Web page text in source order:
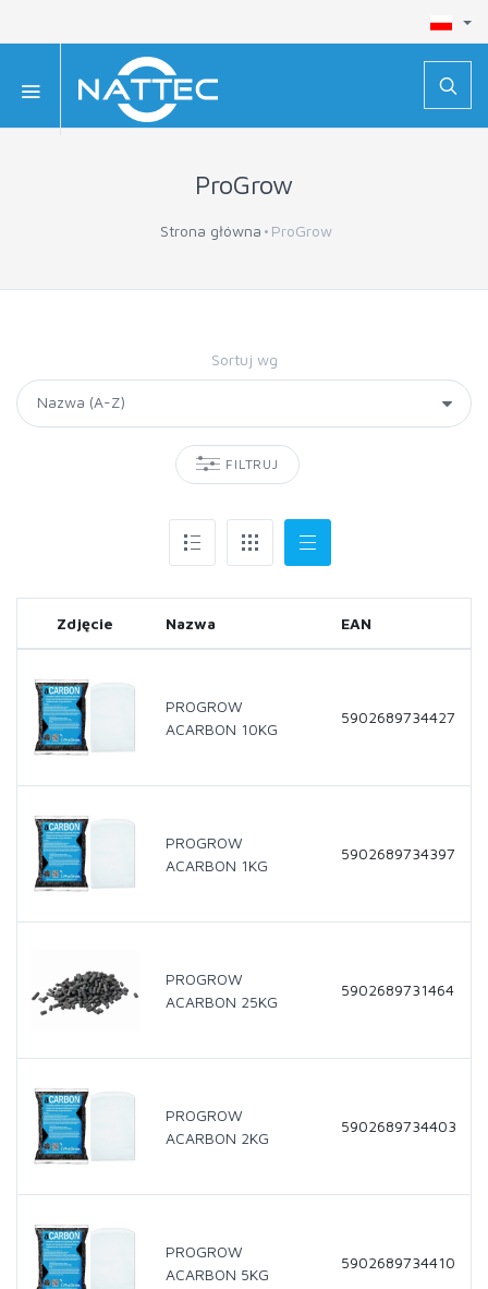
ProGrow
Strona główna ProGrow
Sortuj wg
FILTRUJ
Zdjęcie Nazwa EAN
PROGROW
ACARBON 10KG
5902689734427
PROGROW
ACARBON 1KG
5902689734397
PROGROW
ACARBON 25KG
5902689731464
PROGROW
ACARBON 2KG
5902689734403
PROGROW
ACARBON 5KG
5902689734410